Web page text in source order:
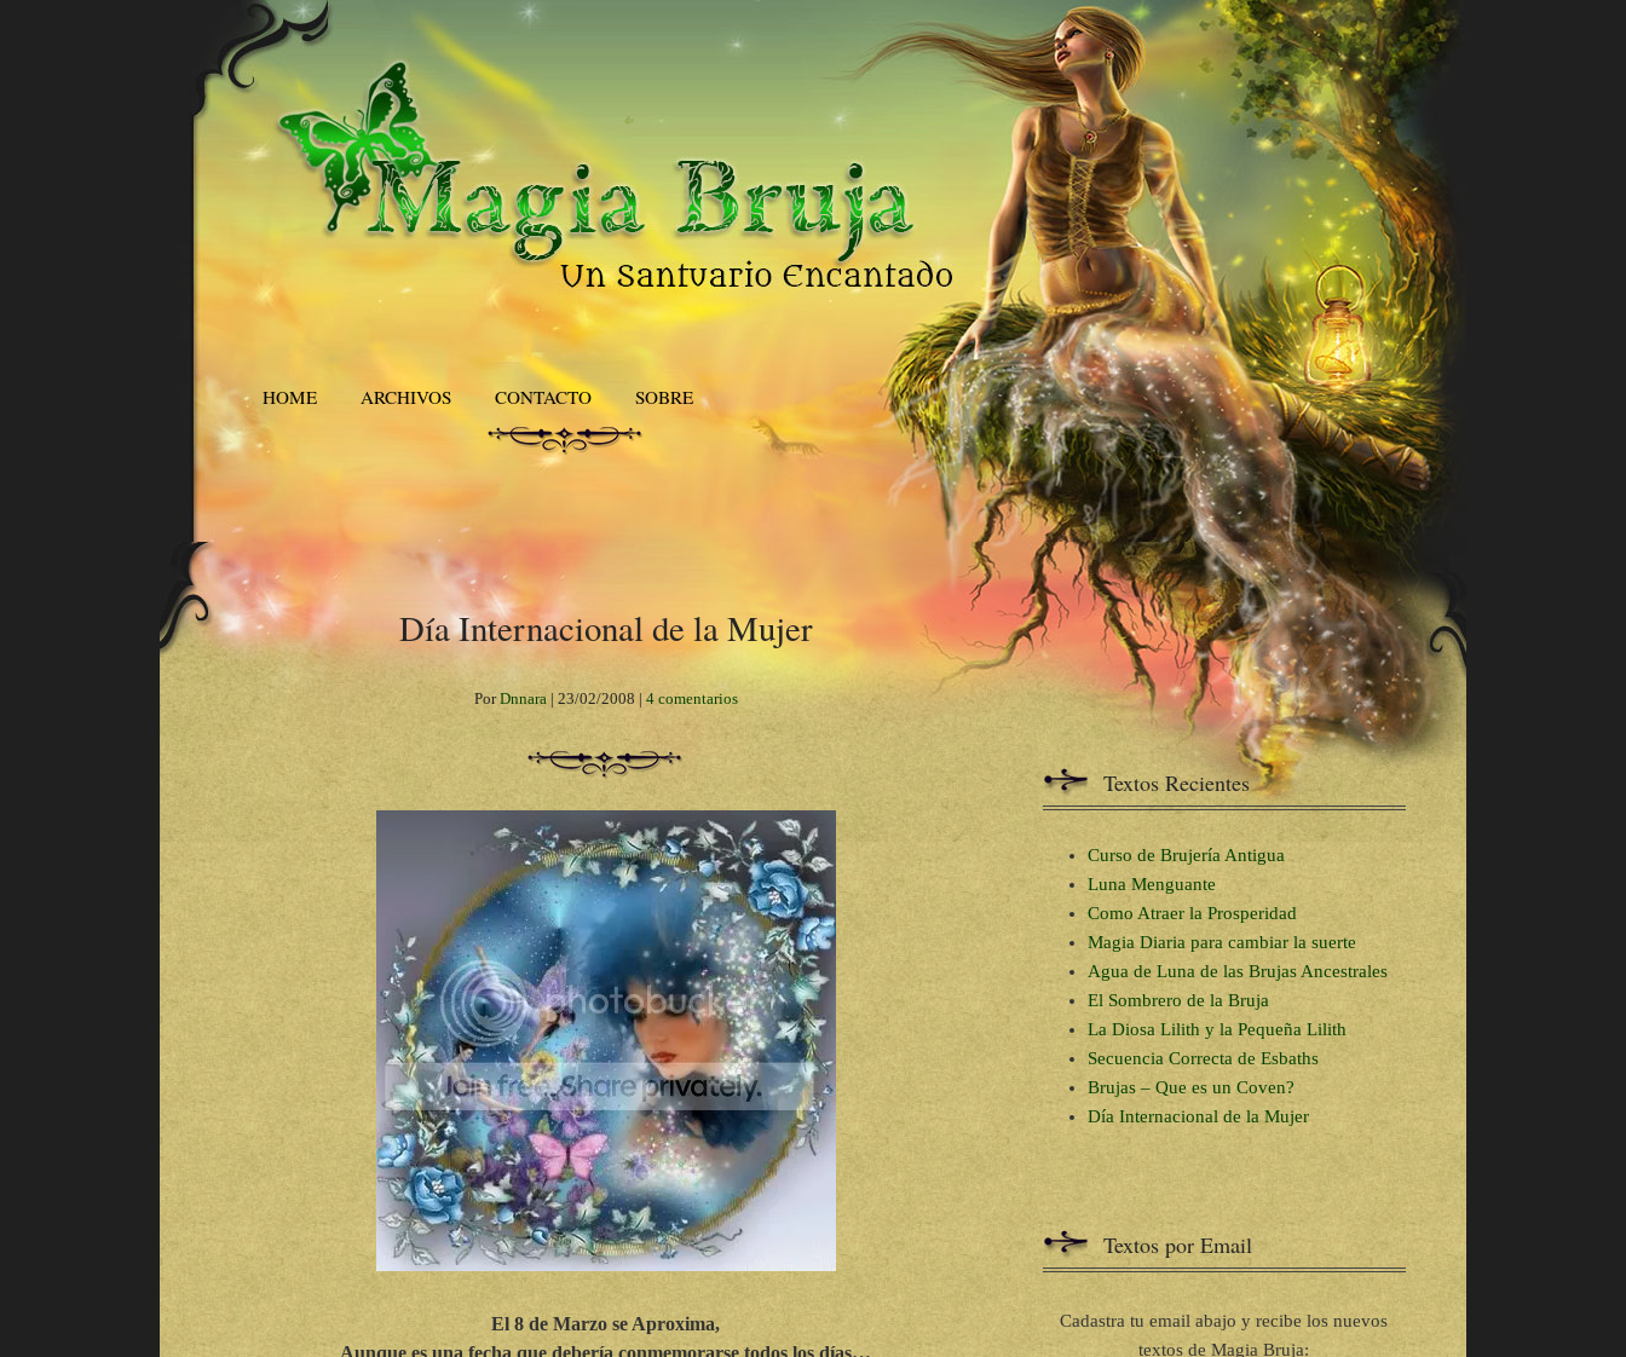
HOME ARCHIVOS CONTACTO SOBRE
Día Internacional de la Mujer
PorDnnara| 23/02/2008 | 4 comentarios
El 8 de Marzo se Aproxima,
Textos Recientes
Curso de Brujería Antigua
Luna Menguante
Como Atraer la Prosperidad
Magia Diaria para cambiar la suerte
Agua de Luna de las Brujas Ancestrales
El Sombrero de la Bruja
La Diosa Lilith y la Pequeña Lilith
Secuencia Correcta de Esbaths
Brujas – Que es un Coven?
Día Internacional de la Mujer
Textos por Email
Cadastra tu email abajo y recibe los nuevos
textos de Magia Bruja: